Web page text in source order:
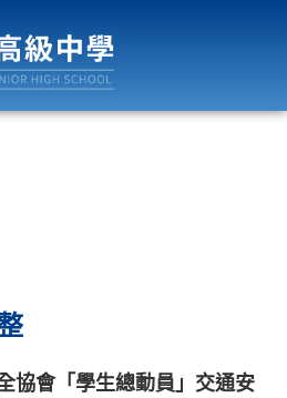
協會「學生總動員」交通安